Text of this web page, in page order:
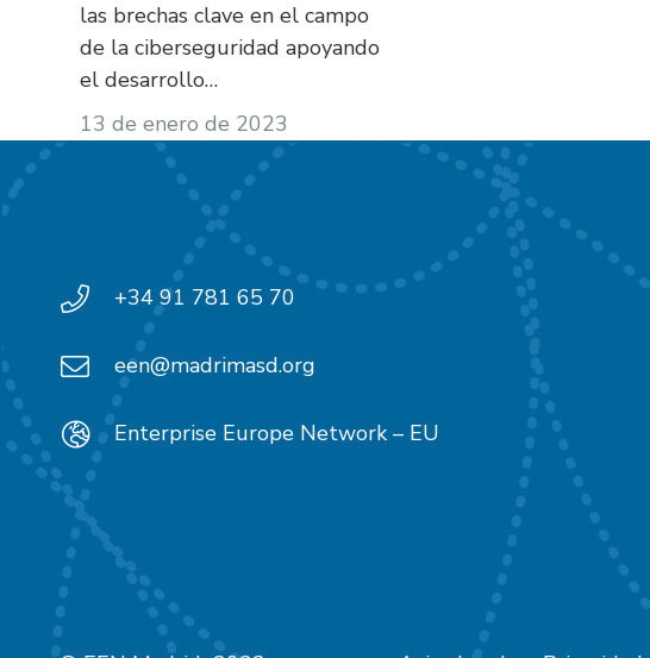
las brechas clave en el campo
de la ciberseguridad apoyando
el desarrollo…
13 de enero de 2023
+34 91 781 65 70
een@madrimasd.org
Enterprise Europe Network – EU